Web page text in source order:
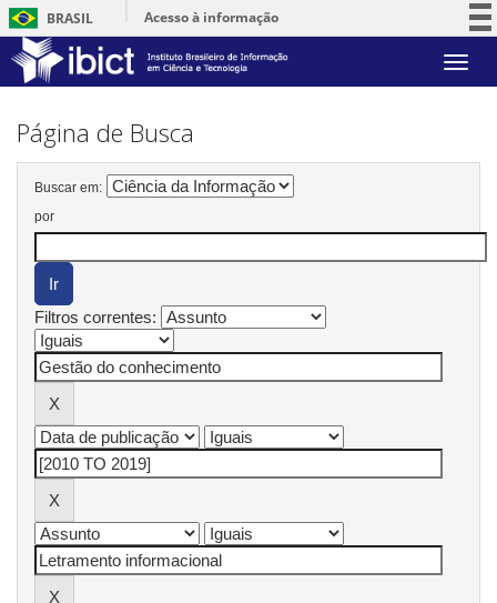
BRASIL
Acesso à informação
Serviços
Skip
Página de Busca
Buscar em:
por
Filtros correntes: